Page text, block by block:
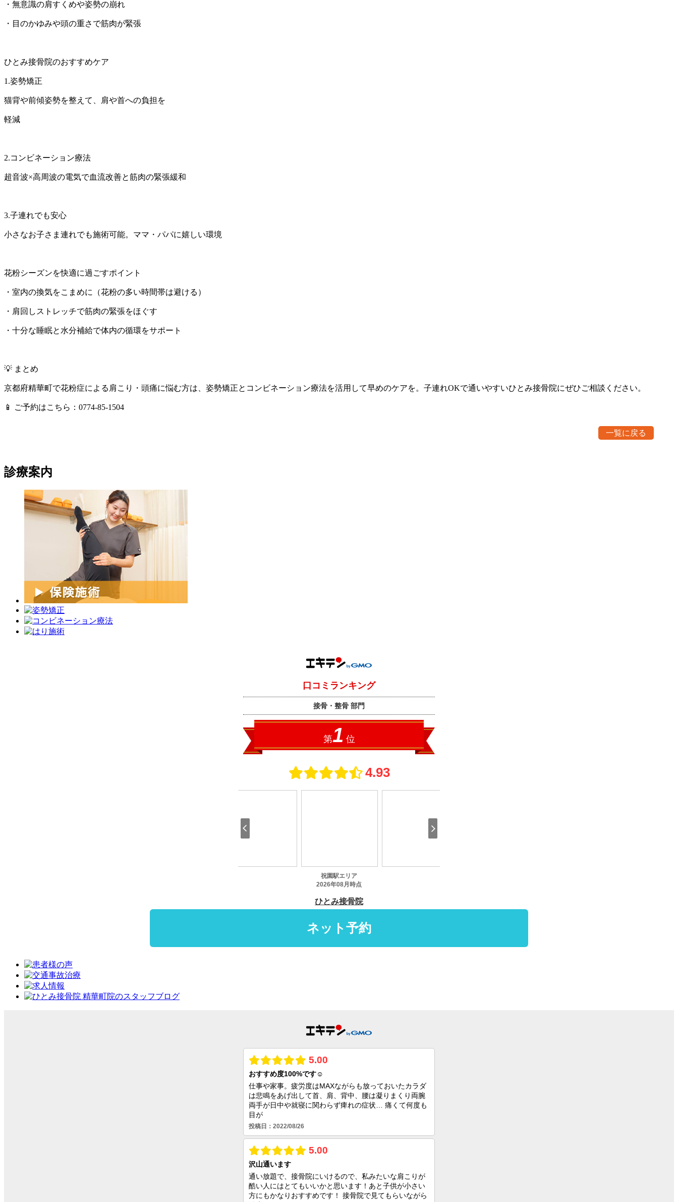
・無意識の肩すくめや姿勢の崩れ
・目のかゆみや頭の重さで筋肉が緊張
ひとみ接骨院のおすすめケア
1.姿勢矯正
猫背や前傾姿勢を整えて、肩や首への負担を
軽減
2.コンビネーション療法
超音波×高周波の電気で血流改善と筋肉の緊張緩和
3.子連れでも安心
小さなお子さま連れでも施術可能。ママ・パパに嬉しい環境
花粉シーズンを快適に過ごすポイント
・室内の換気をこまめに（花粉の多い時間帯は避ける）
・肩回しストレッチで筋肉の緊張をほぐす
・十分な睡眠と水分補給で体内の循環をサポート
💡 まとめ
京都府精華町で花粉症による肩こり・頭痛に悩む方は、姿勢矯正とコンビネーション療法を活用して早めのケアを。子連れOKで通いやすいひとみ接骨院にぜひご相談ください。
📱 ご予約はこちら：0774-85-1504
一覧に戻る
診療案内